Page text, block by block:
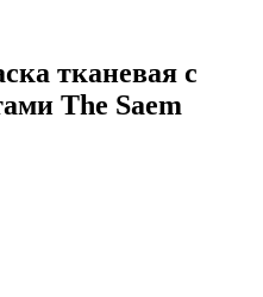
тканевая с
The Saem